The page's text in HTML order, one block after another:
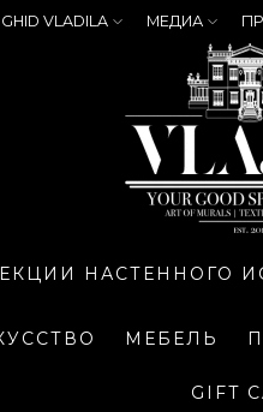
GHID VLADILA МЕДИА
НАСТЕННОГО
МЕБЕЛЬ
GIFT